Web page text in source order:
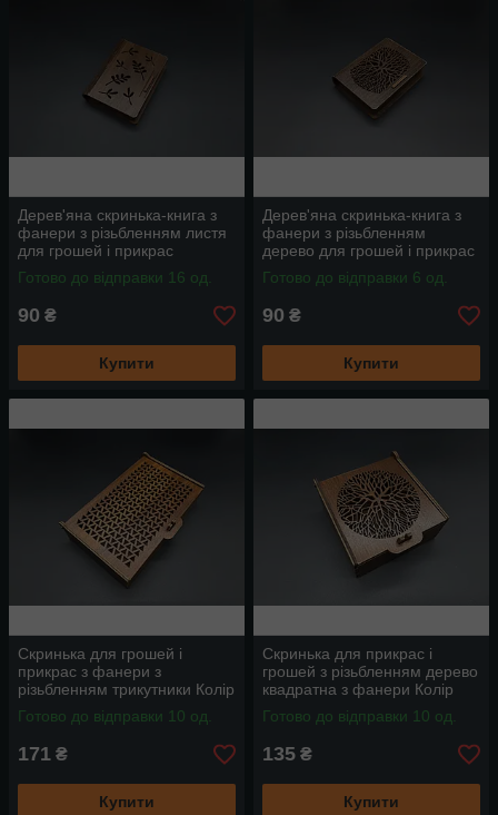
Дерев'яна скринька-книга з
фанери з різьбленням листя
для грошей і прикрас
12х9(10х6.3)см
Готово до відправки 16 од.
90 ₴
Купити
Дерев'яна скринька-книга з
фанери з різьбленням
дерево для грошей і прикрас
12х9(10х6.3)см
Готово до відправки 6 од.
90 ₴
Купити
Скринька для грошей і
прикрас з фанери з
різьбленням трикутники Колір
Яблуня 18х11х4см
Готово до відправки 10 од.
171 ₴
Купити
Скринька для прикрас і
грошей з різьбленням дерево
квадратна з фанери Колір
Яблуня 11х11х5см
Готово до відправки 10 од.
135 ₴
Купити